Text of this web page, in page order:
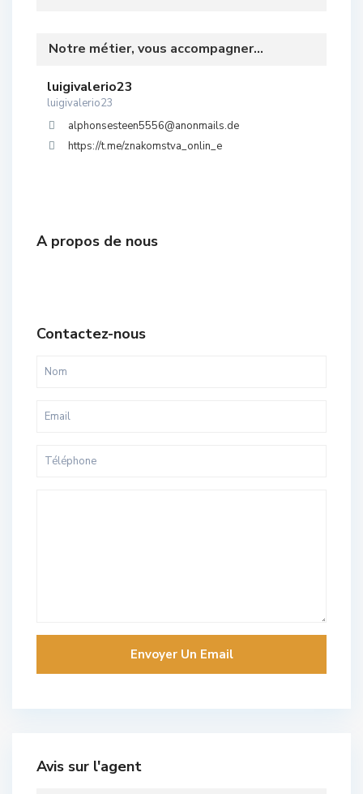
Notre métier, vous accompagner...
luigivalerio23
luigivalerio23
alphonsesteen5556@anonmails.de
https://t.me/znakomstva_onlin_e
A propos de nous
Contactez-nous
Avis sur l'agent